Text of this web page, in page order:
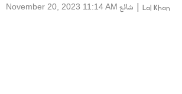
Lal Khan
| شائع November 20, 2023 11:14 AM